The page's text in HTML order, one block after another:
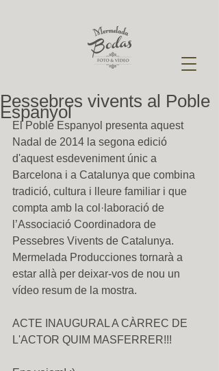
Pessebres vivents al Poble
Espanyol
El Poble Espanyol presenta aquest
Nadal de 2014 la segona edició
d'aquest esdeveniment únic a
Barcelona i a Catalunya que combina
tradició, cultura i lleure familiar i que
compta amb la col·laboració de
l’Associació Coordinadora de
Pessebres Vivents de Catalunya.
Mermelada Producciones tornarà a
estar allà per deixar-vos de nou un
vídeo resum de la mostra.
ACTE INAUGURAL A CÀRREC DE
L'ACTOR QUIM MASFERRER!!!